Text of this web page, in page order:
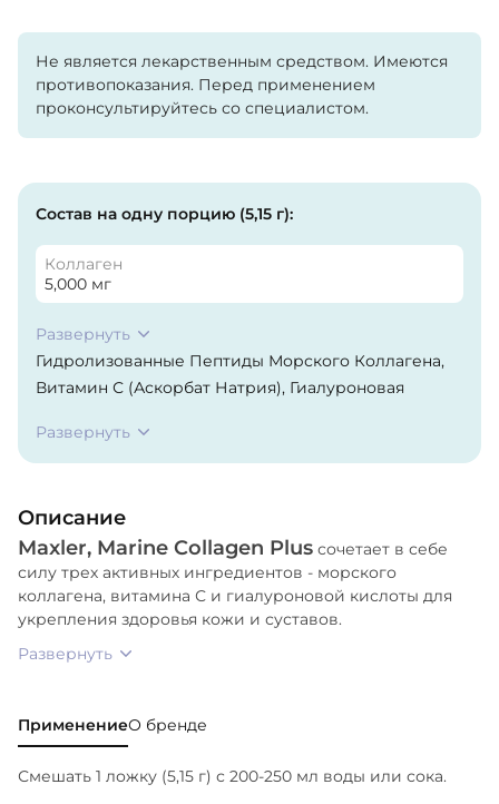
Не является лекарственным средством. Имеются
противопоказания. Перед применением
проконсультируйтесь со специалистом.
Состав на одну порцию (5,15 г):
Коллаген
5,000 мг
Развернуть
Гидролизованные Пептиды Морского Коллагена,
Витамин С (Аскорбат Натрия), Гиалуроновая
Развернуть
Описание
Maxler, Marine Collagen Plus сочетает в себе
силу трех активных ингредиентов - морского
коллагена, витамина С и гиалуроновой кислоты для
укрепления здоровья кожи и суставов.
Развернуть
ПрименениеО бренде
Смешать 1 ложку (5,15 г) с 200-250 мл воды или сока.